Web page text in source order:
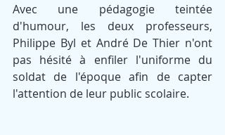
Avec une pédagogie teintée
d'humour, les deux professeurs,
Philippe Byl et André De Thier n'ont
pas hésité à enfiler l'uniforme du
soldat de l'époque afin de capter
l'attention de leur public scolaire.